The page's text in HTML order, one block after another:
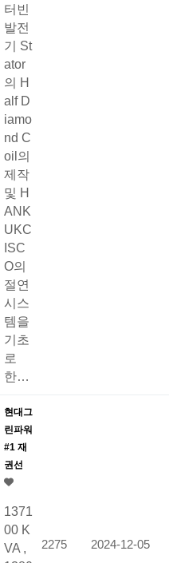
터빈
발전
기 St
ator
의 H
alf D
iamo
nd C
oil의
제작
및 H
ANK
UKC
ISC
O의
절연
시스
템을
기초
로
한…
현대그
린파워
#1 재
권선
1371
00 K
VA ,
2275 2024-12-05